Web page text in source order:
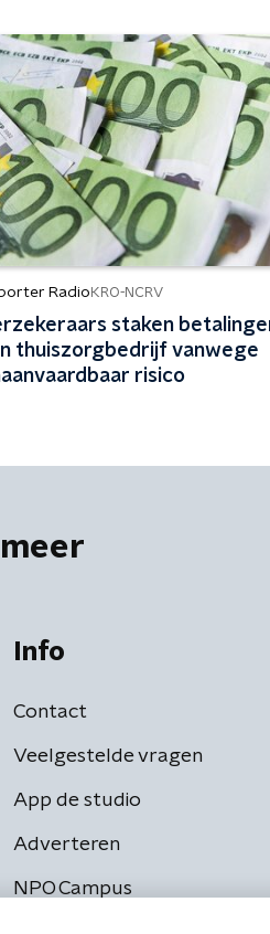
Radio KRO-NCRV
staken
thuiszorgbedrijf vanwege
risico
Info
Contact
Veelgestelde vragen
App de studio
Adverteren
NPO Campus